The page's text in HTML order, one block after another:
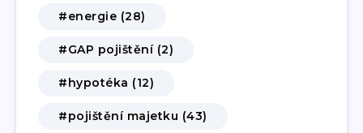
#energie (28)
#GAP pojištění (2)
#hypotéka (12)
#pojištění majetku (43)